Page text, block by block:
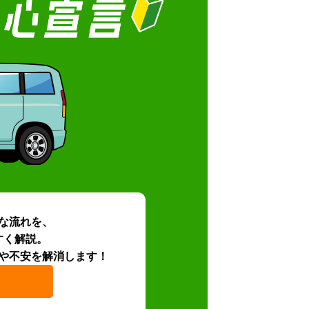
流れを、
解説。
不安を解消します！